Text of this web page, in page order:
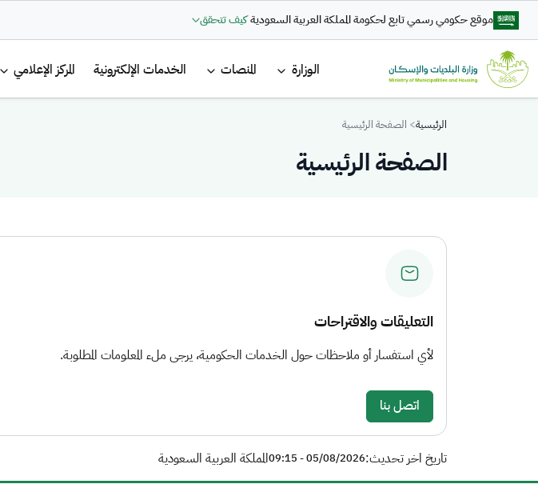
تجاوز إلى المحتوى الرئيسي
موقع حكومي رسمي تابع لحكومة المملكة العربية السعوديةكيف تتحقق
القائمة الرئيسية
الوزارة المنصات الخدمات الإلكترونية المركز الإعلامي
Breadcrumb
الرئيسية الصفحة الرئيسية
الصفحة الرئيسية
التعليقات والاقتراحات
لأي استفسار أو ملاحظات حول الخدمات الحكومية، يرجى ملء المعلومات المطلوبة.
اتصل بنا
تاريخ اخر تحديث:05/08/2026 - 09:15 المملكة العربية السعودية